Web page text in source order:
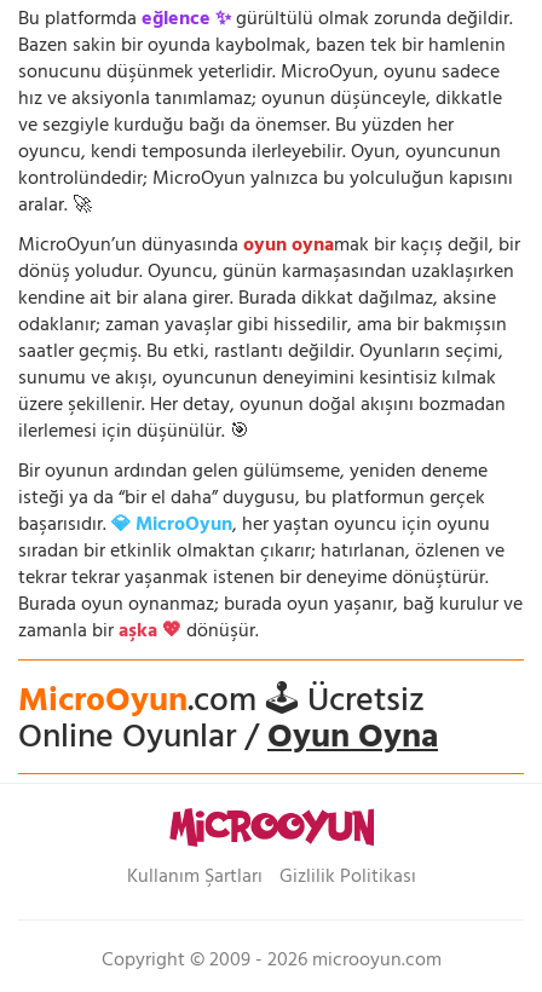
Bu platformdaeğlence ✨gürültülü olmak zorunda değildir.
Bazen sakin bir oyunda kaybolmak, bazen tek bir hamlenin
sonucunu düşünmek yeterlidir. MicroOyun, oyunu sadece
hız ve aksiyonla tanımlamaz; oyunun düşünceyle, dikkatle
ve sezgiyle kurduğu bağı da önemser. Bu yüzden her
oyuncu, kendi temposunda ilerleyebilir. Oyun, oyuncunun
kontrolündedir; MicroOyun yalnızca bu yolculuğun kapısını
aralar. 🚀
MicroOyun’un dünyasındaoyun oynamak bir kaçış değil, bir
dönüş yoludur. Oyuncu, günün karmaşasından uzaklaşırken
kendine ait bir alana girer. Burada dikkat dağılmaz, aksine
odaklanır; zaman yavaşlar gibi hissedilir, ama bir bakmışsın
saatler geçmiş. Bu etki, rastlantı değildir. Oyunların seçimi,
sunumu ve akışı, oyuncunun deneyimini kesintisiz kılmak
üzere şekillenir. Her detay, oyunun doğal akışını bozmadan
ilerlemesi için düşünülür. 🎯
Bir oyunun ardından gelen gülümseme, yeniden deneme
isteği ya da “bir el daha” duygusu, bu platformun gerçek
başarısıdır.💎 MicroOyun, her yaştan oyuncu için oyunu
sıradan bir etkinlik olmaktan çıkarır; hatırlanan, özlenen ve
tekrar tekrar yaşanmak istenen bir deneyime dönüştürür.
Burada oyun oynanmaz; burada oyun yaşanır, bağ kurulur ve
zamanla biraşka 💖dönüşür.
MicroOyun.com 🕹️ Ücretsiz
Online Oyunlar /Oyun Oyna
Kullanım Şartları Gizlilik Politikası
Copyright © 2009 - 2026 microoyun.com